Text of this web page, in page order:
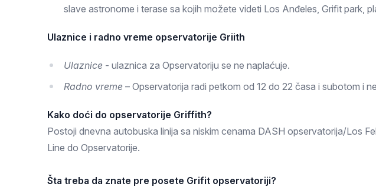
slave astronome i terase sa kojih možete videti Los Anđeles, Grifit park,
Ulaznice i radno vreme opservatorije Griith
Ulaznice - ulaznica za Opservatoriju se ne naplaćuje.
Radno vreme – Opservatorija radi petkom od 12 do 22 časa i subotom i
Kako doći do opservatorije Griffith?
Postoji dnevna autobuska linija sa niskim cenama DASH opservatorija/Los
Line do Opservatorije.
Šta treba da znate pre posete Grifit opservatoriji?